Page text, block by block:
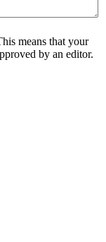
means that your
by an editor.